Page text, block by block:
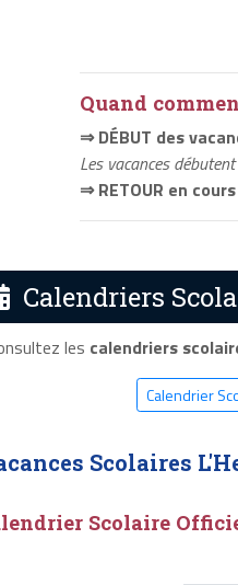
Quand
⇒ DÉBUT des
Les vacances
⇒ RETOUR en
Calendriers
les calendriers
Calendrier
Scolaires
Scolaire